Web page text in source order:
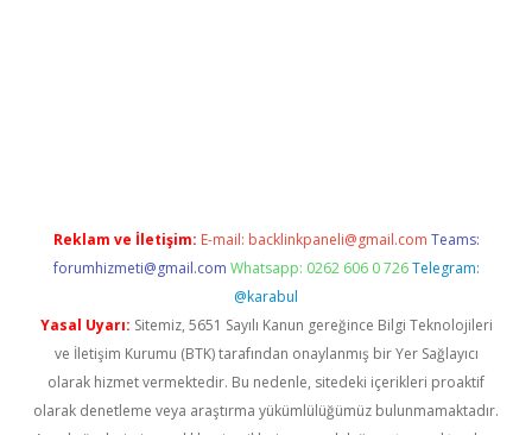
Reklam ve İletişim: E-mail: backlinkpaneli@gmail.com Teams:
forumhizmeti@gmail.com Whatsapp: 0262 606 0 726 Telegram:
@karabul
Yasal Uyarı: Sitemiz, 5651 Sayılı Kanun gereğince Bilgi Teknolojileri
ve İletişim Kurumu (BTK) tarafından onaylanmış bir Yer Sağlayıcı
olarak hizmet vermektedir. Bu nedenle, sitedeki içerikleri proaktif
olarak denetleme veya araştırma yükümlülüğümüz bulunmamaktadır.